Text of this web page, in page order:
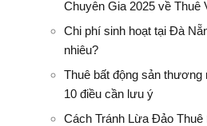
Chuyên Gia 2025 về Thuê
Chi phí sinh hoạt tại Đà
nhiêu?
Thuê bất động sản
10 điều cần lưu ý
Cách Tránh Lừa Đảo